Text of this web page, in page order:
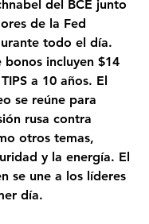
del BCE junto
de la Fed
todo el día.
bonos incluyen $14
a 10 años. El
se reúne para
rusa contra
otros temas,
y la energía. El
se une a los líderes
día.